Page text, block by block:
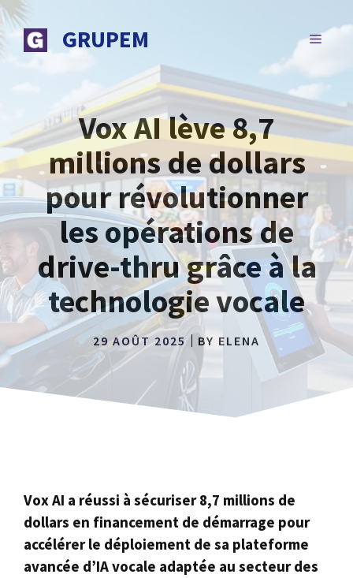
Aller
au
contenu
GRUPEM MENU
Vox AI lève 8,7
millions de dollars
pour révolutionner
les opérations de
drive-thru grâce à la
technologie vocale
29 AOÛT 2025 BY ELENA
Vox AI a réussi à sécuriser 8,7 millions de
dollars en financement de démarrage pour
accélérer le déploiement de sa plateforme
avancée d’IA vocale adaptée au secteur des